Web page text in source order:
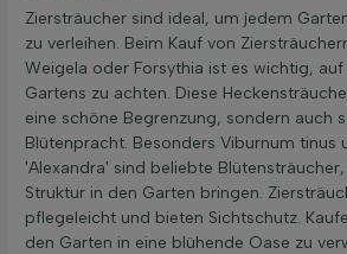
Ziersträucher sind ideal, um jedem
zu verleihen. Beim Kauf von
Weigela oder Forsythia ist es wichtig,
Gartens zu achten. Diese
eine schöne Begrenzung, sondern auch
Blütenpracht. Besonders Viburnum tinus
'Alexandra' sind beliebte
Struktur in den Garten bringen.
pflegeleicht und bieten Sichtschutz.
den Garten in eine blühende Oase zu